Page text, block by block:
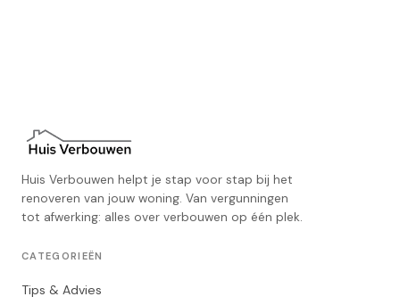
Huis Verbouwen helpt je stap voor stap bij het
renoveren van jouw woning. Van vergunningen
tot afwerking: alles over verbouwen op één plek.
CATEGORIEËN
Tips & Advies